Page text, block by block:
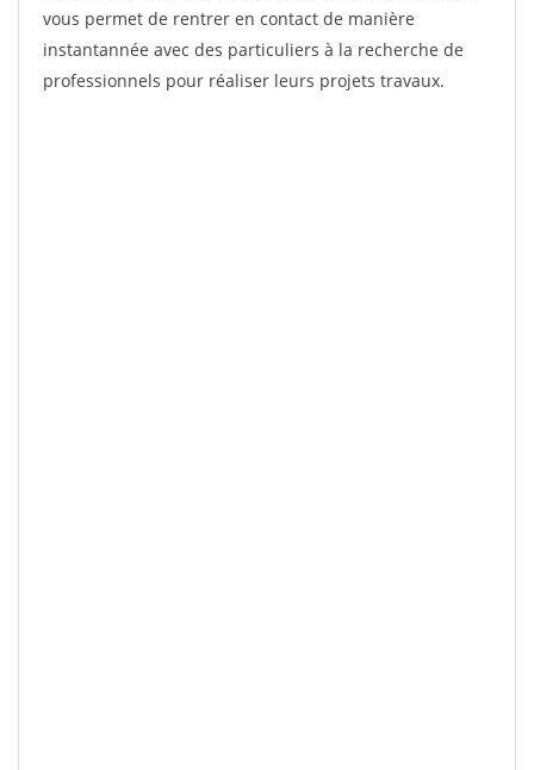
vous permet de rentrer en contact de manière
instantannée avec des particuliers à la recherche de
professionnels pour réaliser leurs projets travaux.